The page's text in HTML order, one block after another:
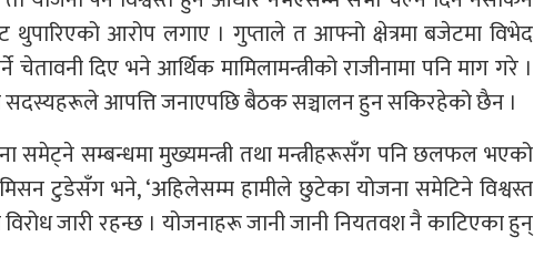
थुपारिएको आरोप लगाए । गुप्ताले त आफ्नो क्षेत्रमा बजेटमा विभेद
चेतावनी दिए भने आर्थिक मामिलामन्त्रीको राजीनामा पनि माग गरे ।
सदस्यहरूले आपत्ति जनाएपछि बैठक सञ्चालन हुन सकिरहेको छैन ।
समेट्ने सम्बन्धमा मुख्यमन्त्री तथा मन्त्रीहरूसँग पनि छलफल भएको
टुडेसँग भने, ‘अहिलेसम्म हामीले छुटेका योजना समेटिने विश्वस्त
जारी रहन्छ । योजनाहरू जानी जानी नियतवश नै काटिएका हुन्